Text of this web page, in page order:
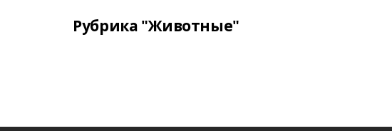
Рубрика "Животные"